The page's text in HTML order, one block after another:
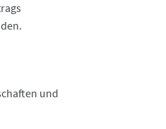
und